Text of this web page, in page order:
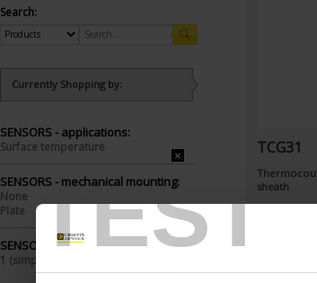
TEST
Search:
Currently Shopping by:
SENSORS - applications:
Surface temperature
SENSORS - mechanical mounting:
None
Plate
SENSORS - no. of measuring points:
1 (simple)
TCG31
sheath